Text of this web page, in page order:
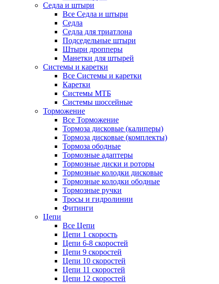
Седла и штыри
Все Седла и штыри
Седла
Седла для триатлона
Подседельные штыри
Штыри дропперы
Манетки для штырей
Системы и каретки
Все Системы и каретки
Каретки
Системы МТБ
Системы шоссейные
Торможение
Все Торможение
Тормоза дисковые (калиперы)
Тормоза дисковые (комплекты)
Тормоза ободные
Тормозные адаптеры
Тормозные диски и роторы
Тормозные колодки дисковые
Тормозные колодки ободные
Тормозные ручки
Тросы и гидролинии
Фитинги
Цепи
Все Цепи
Цепи 1 скорость
Цепи 6-8 скоростей
Цепи 9 скоростей
Цепи 10 скоростей
Цепи 11 скоростей
Цепи 12 скоростей